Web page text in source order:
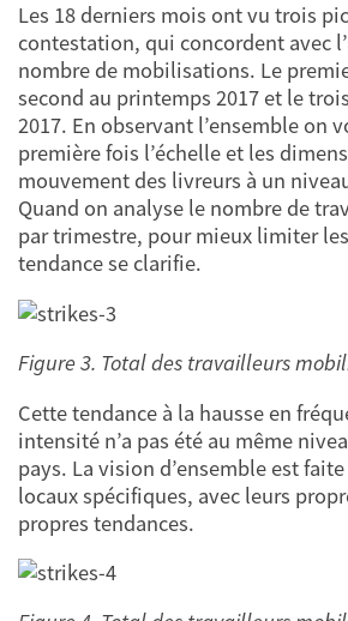
Les 18 derniers mois ont vu trois
contestation, qui concordent avec
nombre de mobilisations. Le
second au printemps 2017 et le
2017. En observant l’ensemble on
première fois l’échelle et les
mouvement des livreurs à un
Quand on analyse le nombre de
par trimestre, pour mieux limiter
tendance se clarifie.
Figure 3. Total des travailleurs
Cette tendance à la hausse en
intensité n’a pas été au même
pays. La vision d’ensemble est
locaux spécifiques, avec leurs
propres tendances.